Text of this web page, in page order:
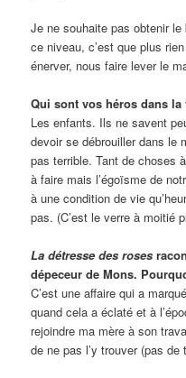
Je ne souhaite pas obtenir
ce niveau, c’est que plus
énerver, nous faire lever le
Qui sont vos héros dans la
Les enfants. Ils ne savent
devoir se débrouiller dans le
pas terrible. Tant de choses
à faire mais l’égoïsme de
à une condition de vie
pas. (C’est le verre à moitié
La détresse des roses
dépeceur de Mons.
C’est une affaire qui a
quand cela a éclaté et à
rejoindre ma mère à son
de ne pas l’y trouver (pas de